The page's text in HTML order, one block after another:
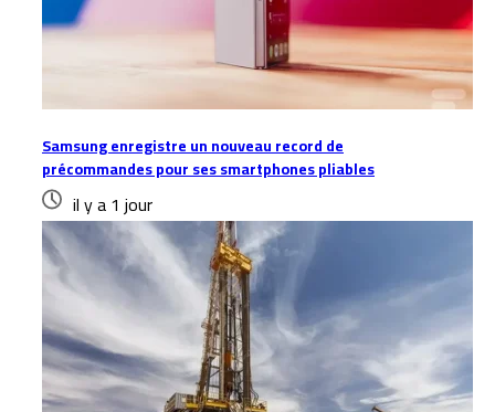
Samsung enregistre un nouveau record de
précommandes pour ses smartphones pliables
il y a 1 jour